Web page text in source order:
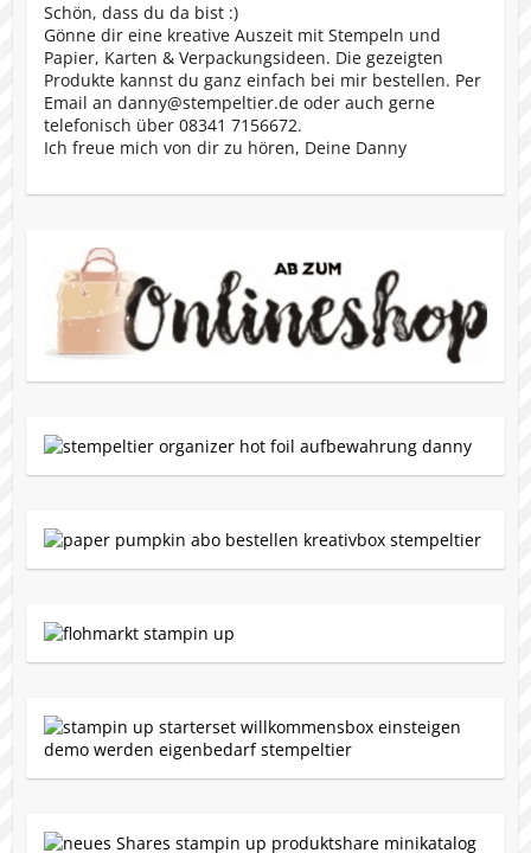
Schön, dass du da bist :)
Gönne dir eine kreative Auszeit mit Stempeln und
Papier, Karten & Verpackungsideen. Die gezeigten
Produkte kannst du ganz einfach bei mir bestellen. Per
Email an danny@stempeltier.de oder auch gerne
telefonisch über 08341 7156672.
Ich freue mich von dir zu hören, Deine Danny